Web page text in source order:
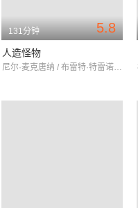
5.8
131分钟
人造怪物
尼尔·麦克唐纳 / 布雷特·特雷诺 / 乔斯·罗赛特